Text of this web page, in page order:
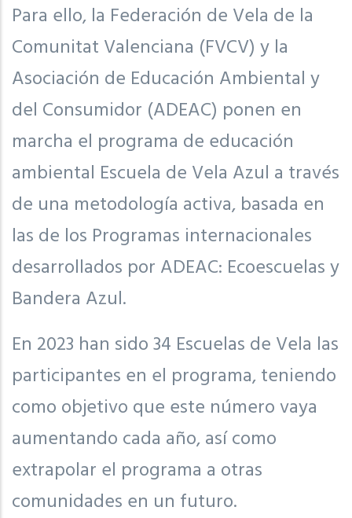
Para ello, la Federación de Vela de la
Comunitat Valenciana (FVCV) y la
Asociación de Educación Ambiental y
del Consumidor (ADEAC) ponen en
marcha el programa de educación
ambiental Escuela de Vela Azul a través
de una metodología activa, basada en
las de los Programas internacionales
desarrollados por ADEAC: Ecoescuelas y
Bandera Azul.
En 2023 han sido 34 Escuelas de Vela las
participantes en el programa, teniendo
como objetivo que este número vaya
aumentando cada año, así como
extrapolar el programa a otras
comunidades en un futuro.